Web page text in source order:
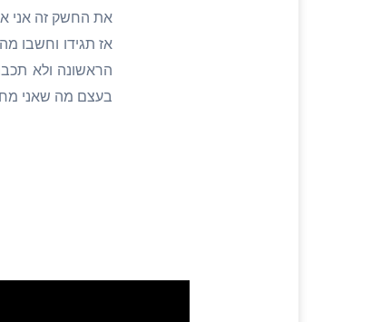
את החשק זה אני
אז תגידו וחשבו
הראשונה ולא
בעצם מה שאני